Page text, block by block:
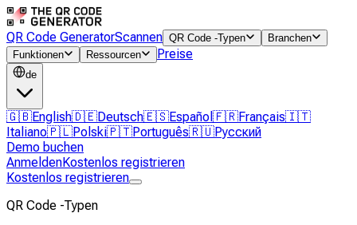
QR Code GeneratorScannen QR Code -Typen
Branchen
Funktionen
Ressourcen Preise
de
🇬🇧English🇩🇪Deutsch🇪🇸Español 🇫🇷Français🇮🇹
Italiano🇵🇱Polski🇵🇹Português🇷🇺Русский
Demo buchen
AnmeldenKostenlos registrieren
Kostenlos registrieren
QR Code -Typen